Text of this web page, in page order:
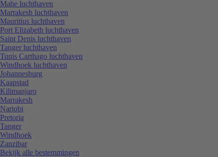
Mahe luchthaven
Marrakesh luchthaven
Mauritius luchthaven
Port Elizabeth luchthaven
Saint Denis luchthaven
Tanger luchthaven
Tunis Carthago luchthaven
Windhoek luchthaven
Johannesburg
Kaapstad
Kilimanjaro
Marrakesh
Nariobi
Pretoria
Tanger
Windhoek
Zanzibar
Bekijk alle bestemmingen